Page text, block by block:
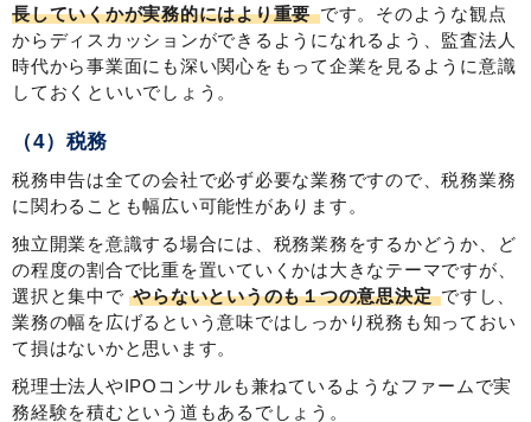
長していくかが実務的にはより重要です。そのような観点
からディスカッションができるようになれるよう、監査法人
時代から事業面にも深い関心をもって企業を見るように意識
しておくといいでしょう。
（4）税務
税務申告は全ての会社で必ず必要な業務ですので、税務業務
に関わることも幅広い可能性があります。
独立開業を意識する場合には、税務業務をするかどうか、ど
の程度の割合で比重を置いていくかは大きなテーマですが、
選択と集中でやらないというのも１つの意思決定 ですし、
業務の幅を広げるという意味ではしっかり税務も知っておい
て損はないかと思います。
税理士法人やIPOコンサルも兼ねているようなファームで実
務経験を積むという道もあるでしょう。